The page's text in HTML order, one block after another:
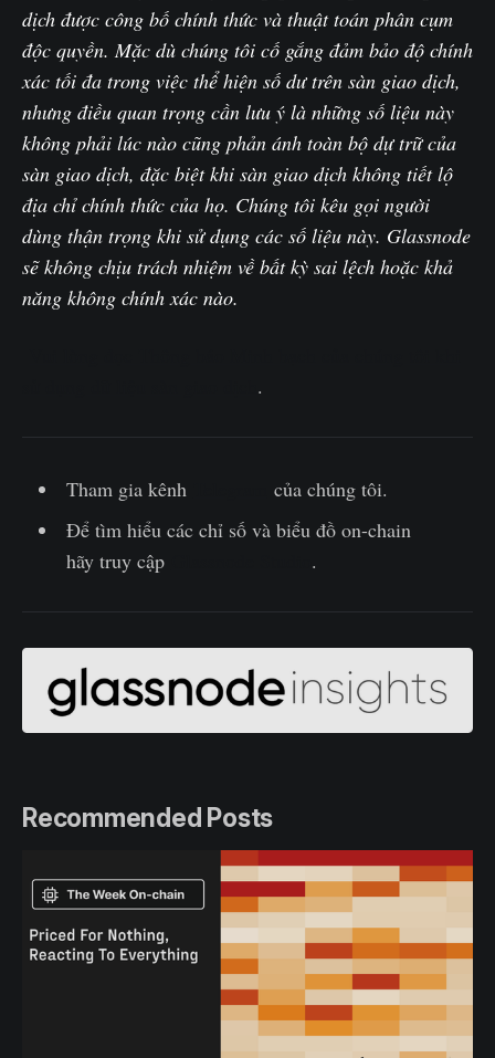
dịch được công bố chính thức và thuật toán phân cụm
độc quyền. Mặc dù chúng tôi cố gắng đảm bảo độ chính
xác tối đa trong việc thể hiện số dư trên sàn giao dịch,
nhưng điều quan trọng cần lưu ý là những số liệu này
không phải lúc nào cũng phản ánh toàn bộ dự trữ của
sàn giao dịch, đặc biệt khi sàn giao dịch không tiết lộ
địa chỉ chính thức của họ. Chúng tôi kêu gọi người
dùng thận trọng khi sử dụng các số liệu này. Glassnode
sẽ không chịu trách nhiệm về bất kỳ sai lệch hoặc khả
năng không chính xác nào.
.
Tham gia kênh
của chúng tôi.
Để tìm hiểu các chỉ số và biểu đồ on-chain
hãy truy cập
.
Recommended Posts